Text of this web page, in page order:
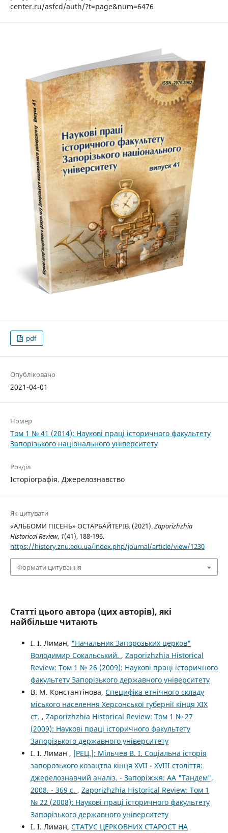
center.ru/asfcd/auth/?t=page&num=6476
pdf
Опубліковано
2021-04-01
Номер
Том 1 № 41 (2014): Наукові праці історичного факультету
Запорізького національного університету
Розділ
Історіографія. Джерелознавство
Як цитувати
«АЛЬБОМИ ПІСЕНЬ» ОСТАРБАЙТЕРІВ. (2021).Zaporizhzhia
Historical Review, 1(41), 188-196.
https://history.znu.edu.ua/index.php/journal/article/view/1230
Формати цитування
Статті цього автора (цих авторів), які
найбільше читають
І. І. Лиман, "Начальник Запорозьких церков"
Володимир Сокальський. , Zaporizhzhia Historical
Review: Том 1 № 26 (2009): Наукові праці історичного
факультету Запорізького державного університету
В. М. Константінова, Специфіка етнічного складу
міського населення Херсонської губернії кінця XIX
ст. , Zaporizhzhia Historical Review: Том 1 № 27
(2009): Наукові праці історичного факультету
Запорізького державного університету
І. І. Лиман , [РЕЦ.]: Мільчев В. І. Соціальна історія
запорозького козацтва кінця XVII - XVIII століття:
джерелознавчий аналіз. - Запоріжжя: АА "Тандем",
2008. - 369 с. , Zaporizhzhia Historical Review: Том 1
№ 22 (2008): Наукові праці історичного факультету
Запорізького державного університету
І. І. Лиман, СТАТУС ЦЕРКОВНИХ СТАРОСТ НА